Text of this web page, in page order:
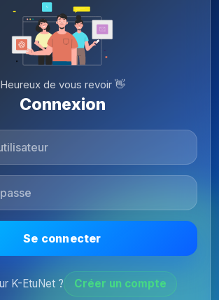
Heureux de vous revoir 👋
Connexion
Se connecter
K-EtuNet ? Créer un compte